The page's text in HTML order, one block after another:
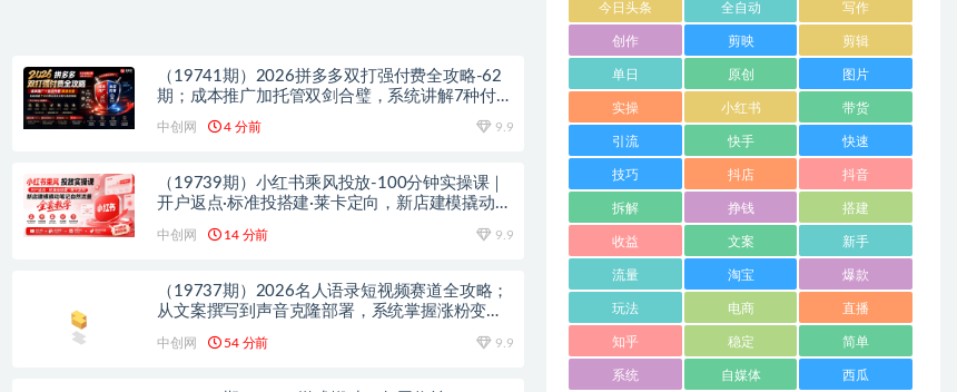
（19741期）2026拼多多双打强付费全攻略-62
期；成本推广加托管双剑合璧，系统讲解7种付费
中创网 4 分前 9.9
（19739期）小红书乘风投放-100分钟实操课｜
开户返点·标准投搭建·莱卡定向，新店建模撬动笔
中创网 14 分前 9.9
（19737期）2026名人语录短视频赛道全攻略；
从文案撰写到声音克隆部署，系统掌握涨粉变现
中创网 54 分前 9.9
今日头条 全自动 写作
创作 剪映 剪辑
单日 原创 图片
实操 小红书 带货
引流 快手 快速
技巧 抖店 抖音
拆解 挣钱 搭建
收益 文案 新手
流量 淘宝 爆款
玩法 电商 直播
知乎 稳定 简单
系统 自媒体 西瓜